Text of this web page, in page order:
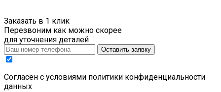
Заказать в 1 клик
Перезвоним как можно скорее
для уточнения деталей
Оставить заявку
Cогласен с условиями политики конфиденциальности
данных